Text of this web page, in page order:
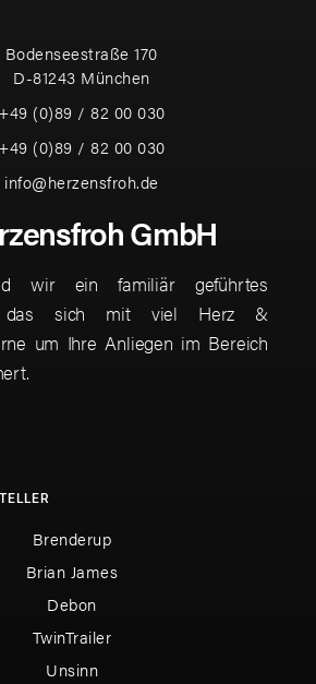
Bodenseestraße 170
D-81243 München
+49 (0)89 / 82 00 030
+49 (0)89 / 82 00 030
info@herzensfroh.de
GmbH
wir ein familiär geführtes
das sich mit viel Herz &
um Ihre Anliegen im Bereich
Brenderup
Brian James
Debon
TwinTrailer
Unsinn